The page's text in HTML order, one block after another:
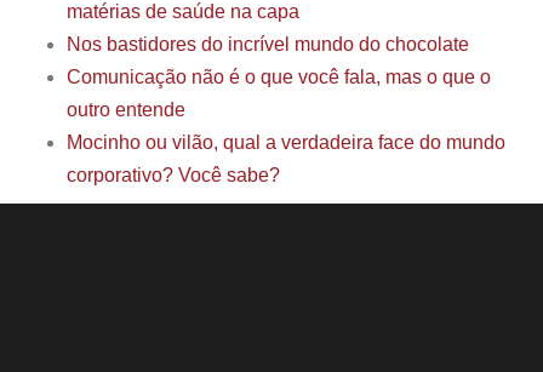
matérias de saúde na capa
Nos bastidores do incrível mundo do chocolate
Comunicação não é o que você fala, mas o que o
outro entende
Mocinho ou vilão, qual a verdadeira face do mundo
corporativo? Você sabe?